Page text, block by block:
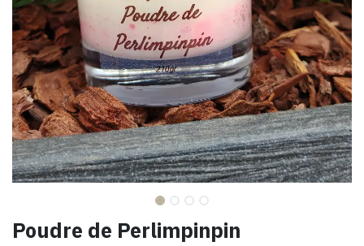
Poudre de Perlimpinpin